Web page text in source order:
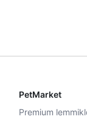
PetMarket
Premium